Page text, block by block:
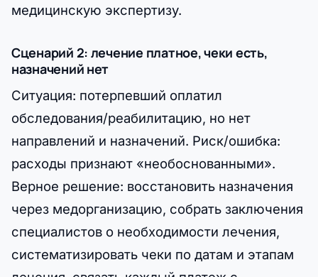
медицинскую экспертизу.
Сценарий 2: лечение платное, чеки есть,
назначений нет
Ситуация: потерпевший оплатил
обследования/реабилитацию, но нет
направлений и назначений. Риск/ошибка:
расходы признают «необоснованными».
Верное решение: восстановить назначения
через медорганизацию, собрать заключения
специалистов о необходимости лечения,
систематизировать чеки по датам и этапам